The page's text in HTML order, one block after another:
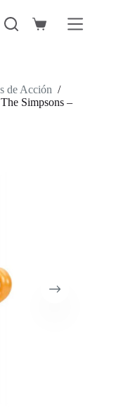
Carro
de Acción /
Simpsons –